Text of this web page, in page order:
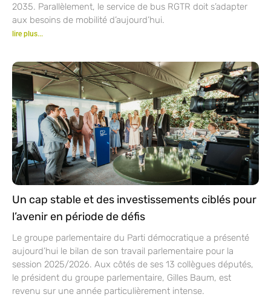
2035. Parallèlement, le service de bus RGTR doit s’adapter
aux besoins de mobilité d’aujourd’hui.
lire plus...
Un cap stable et des investissements ciblés pour
l’avenir en période de défis
Le groupe parlementaire du Parti démocratique a présenté
aujourd’hui le bilan de son travail parlementaire pour la
session 2025/2026. Aux côtés de ses 13 collègues députés,
le président du groupe parlementaire, Gilles Baum, est
revenu sur une année particulièrement intense.